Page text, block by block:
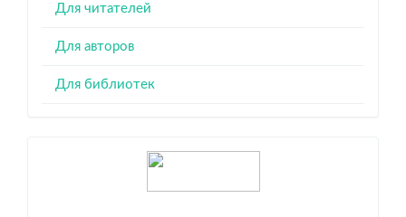
Для читателей
Для авторов
Для библиотек
Индексация